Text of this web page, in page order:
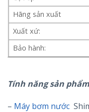
Hãng sản xuất
Xuất xứ:
Bảo hành:
Tính năng sản
– Máy bơm nước